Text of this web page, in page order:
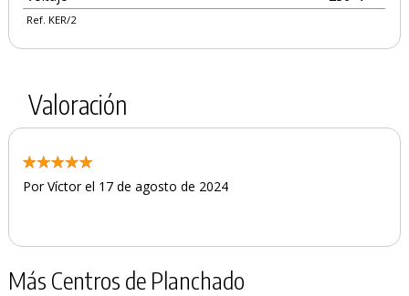
Ref. KER/2
Valoración
Por Víctor el 17 de agosto de 2024
Más Centros de Planchado